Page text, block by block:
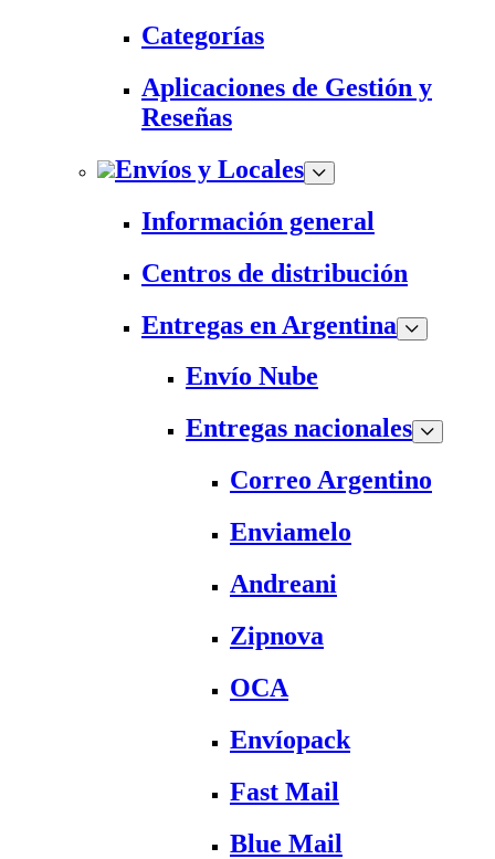
Categorías
Aplicaciones de Gestión y
Reseñas
Envíos y Locales
Información general
Centros de distribución
Entregas en Argentina
Envío Nube
Entregas nacionales
Correo Argentino
Enviamelo
Andreani
Zipnova
OCA
Envíopack
Fast Mail
Blue Mail